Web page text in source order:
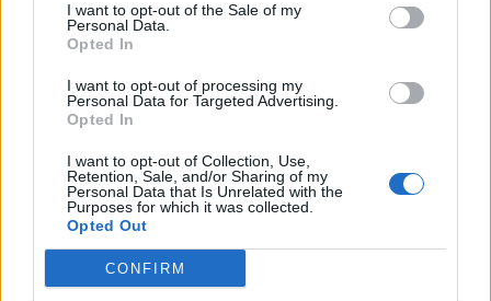
I want to opt-out of the Sale of my
Personal Data.
Opted In
I want to opt-out of processing my
Personal Data for Targeted Advertising.
Opted In
I want to opt-out of Collection, Use,
Retention, Sale, and/or Sharing of my
Personal Data that Is Unrelated with the
Purposes for which it was collected.
Opted Out
CONFIRM
COMMENTS
LATEST NEWS